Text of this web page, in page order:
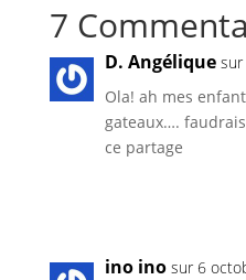
7
D. Angélique sur
Ola! ah mes
gateaux….
ce partage
ino ino sur 6